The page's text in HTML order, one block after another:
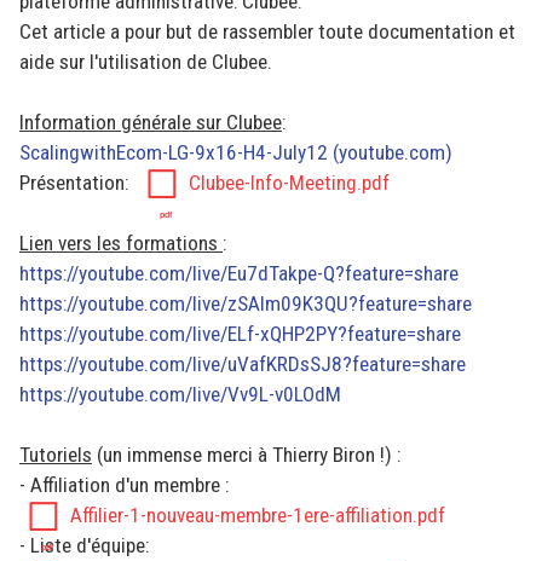
Cet article a pour but de rassembler toute documentation et
aide sur l'utilisation de Clubee.
Information générale sur Clubee:
ScalingwithEcom-LG-9x16-H4-July12 (youtube.com)
Présentation:
Clubee-Info-Meeting.pdf
Lien vers les formations :
https://youtube.com/live/Eu7dTakpe-Q?feature=share
https://youtube.com/live/zSAlm09K3QU?feature=share
https://youtube.com/live/ELf-xQHP2PY?feature=share
https://youtube.com/live/uVafKRDsSJ8?feature=share
https://youtube.com/live/Vv9L-v0LOdM
Tutoriels (un immense merci à Thierry Biron !) :
- Affiliation d'un membre :
Affilier-1-nouveau-membre-1ere-affiliation.pdf
- Liste d'équipe: